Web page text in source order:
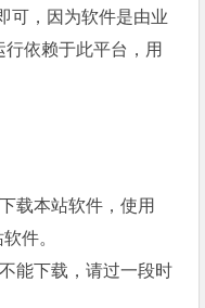
可，因为软件是由业
依赖于此平台，用
载本站软件，使用
件。
能下载，请过一段时